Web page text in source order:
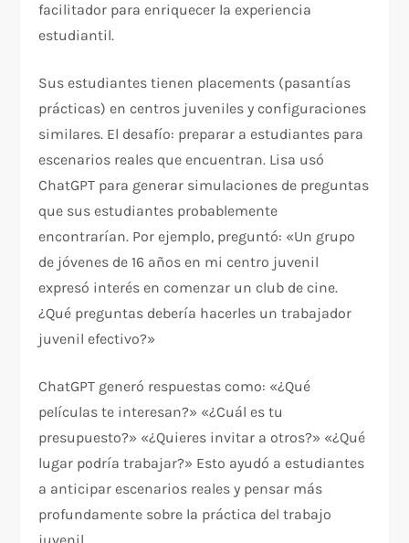
facilitador para enriquecer la experiencia
estudiantil.​
Sus estudiantes tienen placements (pasantías
prácticas) en centros juveniles y configuraciones
similares. El desafío: preparar a estudiantes para
escenarios reales que encuentran. Lisa usó
ChatGPT para generar simulaciones de preguntas
que sus estudiantes probablemente
encontrarían. Por ejemplo, preguntó: «Un grupo
de jóvenes de 16 años en mi centro juvenil
expresó interés en comenzar un club de cine.
¿Qué preguntas debería hacerles un trabajador
juvenil efectivo?»
ChatGPT generó respuestas como: «¿Qué
películas te interesan?» «¿Cuál es tu
presupuesto?» «¿Quieres invitar a otros?» «¿Qué
lugar podría trabajar?» Esto ayudó a estudiantes
a anticipar escenarios reales y pensar más
profundamente sobre la práctica del trabajo